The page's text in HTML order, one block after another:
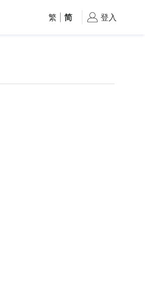
繁 简 登入